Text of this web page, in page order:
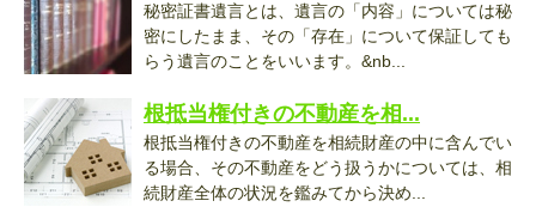
秘密証書遺言とは、遺言の「内容」については秘
密にしたまま、その「存在」について保証しても
らう遺言のことをいいます。&nb...
根抵当権付きの不動産を相...
根抵当権付きの不動産を相続財産の中に含んでい
る場合、その不動産をどう扱うかについては、相
続財産全体の状況を鑑みてから決め...